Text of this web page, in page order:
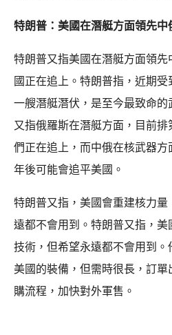
特朗普：美國在潛艇方面領先
特朗普又指美國在潛艇方面領
國正在追上。特朗普指，近期
一艘潛艇潛伏，是至今最致命的
又指俄羅斯在潛艇方面，目前
們正在追上，而中俄在核武器
年後可能會追平美國。
特朗普又指，美國會重建核力
遠都不會用到。特朗普又指，
技術，但希望永遠都不會用到
美國的裝備，但需時很長，訂
購流程，加快對外軍售。